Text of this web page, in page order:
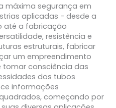
máxima segurança em
aplicadas - desde a
até a fabricação
resistência e
estruturais, fabricar
um empreendimento
tomar consciência das
dos tubos
informações
começando por